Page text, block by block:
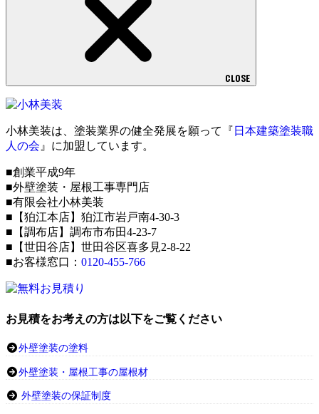
CLOSE
小林美装は、塗装業界の健全発展を願って『 日本建築塗装職
人の会 』に加盟しています。
■創業平成9年
■外壁塗装・屋根工事専門店
■有限会社小林美装
■【狛江本店】狛江市岩戸南4-30-3
■【調布店】調布市布田4-23-7
■【世田谷店】世田谷区喜多見2-8-22
■お客様窓口： 0120-455-766
お見積をお考えの方は以下をご覧ください
外壁塗装の塗料
外壁塗装・屋根工事の屋根材
外壁塗装の保証制度